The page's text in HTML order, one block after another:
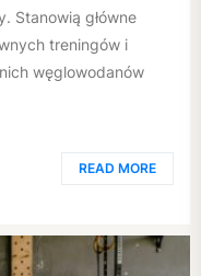
Stanowią główne
treningów i
węglowodanów
READ MORE